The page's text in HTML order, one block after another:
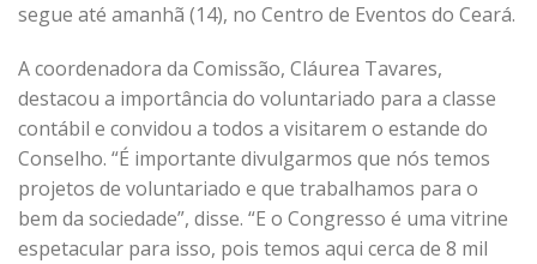
segue até amanhã (14), no Centro de Eventos do Ceará.
A coordenadora da Comissão, Cláurea Tavares,
destacou a importância do voluntariado para a classe
contábil e convidou a todos a visitarem o estande do
Conselho. “É importante divulgarmos que nós temos
projetos de voluntariado e que trabalhamos para o
bem da sociedade”, disse. “E o Congresso é uma vitrine
espetacular para isso, pois temos aqui cerca de 8 mil